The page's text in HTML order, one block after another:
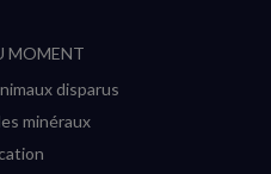
MOMENT
disparus
minéraux